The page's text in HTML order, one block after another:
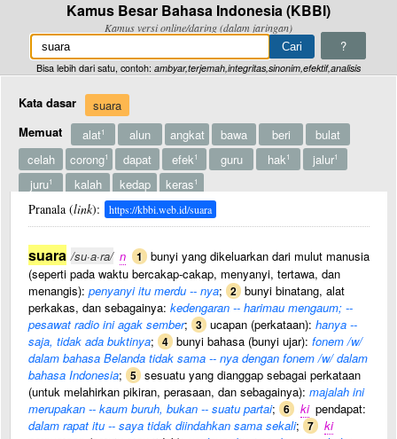
Kamus Besar Bahasa Indonesia (KBBI)
Kamus versi online/daring (dalam jaringan)
?
Bisa lebih dari satu, contoh: ambyar,terjemah,integritas,sinonim,efektif,analisis
Kata dasar
suara
Memuat
alat1 alun angkat bawa beri
bulat
celah
corong1 dapat efek1 guru hak1 jalur1
juru1 kalah kedap keras1
Lainnya kotak menang padu
redam1 salur sandi1 seni2 sulih surat1
surat ? surah tangkap tarik tata tekan
tindih
undi
pungut, memungut
Pranala (link): https://kbbi.web.id/suara
suara /su·a·ra/ n 1 bunyi yang dikeluarkan dari mulut manusia
(seperti pada waktu bercakap-cakap, menyanyi, tertawa, dan
menangis): penyanyi itu merdu -- nya; 2 bunyi binatang, alat
perkakas, dan sebagainya: kedengaran -- harimau mengaum; --
pesawat radio ini agak sember; 3 ucapan (perkataan): hanya --
saja, tidak ada buktinya; 4 bunyi bahasa (bunyi ujar): fonem /w/
dalam bahasa Belanda tidak sama -- nya dengan fonem /w/ dalam
bahasa Indonesia; 5 sesuatu yang dianggap sebagai perkataan
(untuk melahirkan pikiran, perasaan, dan sebagainya): majalah ini
merupakan -- kaum buruh, bukan -- suatu partai; 6 ki pendapat:
dalam rapat itu -- saya tidak diindahkan sama sekali; 7
ki